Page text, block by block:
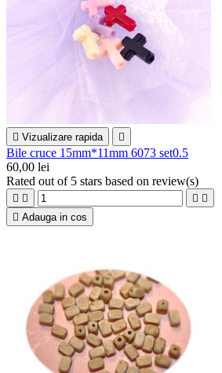
 Vizualizare rapida 
Bile cruce 15mm*11mm 6073 set0.5
60,00 lei
Rated out of 5 stars based on review(s)
   
 Adauga in cos